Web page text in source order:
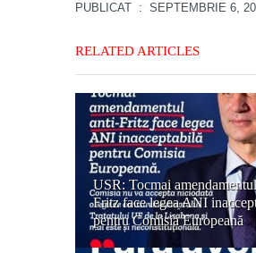
PUBLICAT : SEPTEMBRIE 6,
RELATED ARTICLES
USR: Tocmai
Fritz face legea ANI
pentru Comisia Europeană